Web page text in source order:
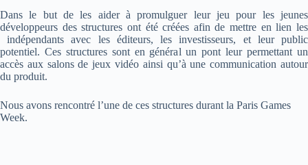
Dans le but de les aider à promulguer leur jeu pour les jeunes
développeurs des structures ont été créées afin de mettre en lien les
indépendants
avec les éditeurs, les investisseurs, et leur public
potentiel. Ces structures sont en général un pont leur permettant un
accès aux salons de jeux vidéo ainsi qu’à une communication autour
du produit.
Nous avons rencontré l’une de ces structures durant la Paris Games
Week.